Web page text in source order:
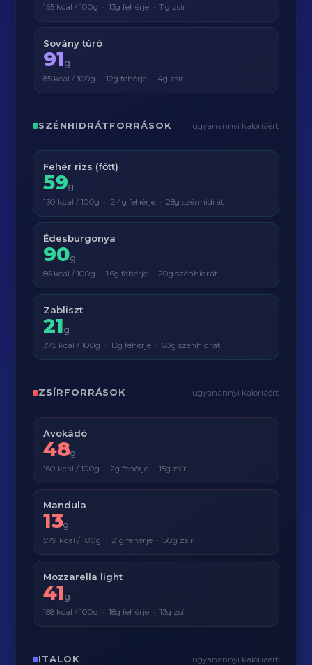
155 kcal / 100g · 13g fehérje · 11g zsír
Sovány túró
91g
85 kcal / 100g · 12g fehérje · 4g zsír
SZÉNHIDRÁTFORRÁSOK ugyanannyi kalóriáért
Fehér rizs (főtt)
59g
130 kcal / 100g · 2.4g fehérje · 28g szénhidrát
Édesburgonya
90g
86 kcal / 100g · 1.6g fehérje · 20g szénhidrát
Zabliszt
21g
375 kcal / 100g · 13g fehérje · 60g szénhidrát
ZSÍRFORRÁSOK ugyanannyi kalóriáért
Avokádó
48g
160 kcal / 100g · 2g fehérje · 15g zsír
Mandula
13g
579 kcal / 100g · 21g fehérje · 50g zsír
Mozzarella light
41g
188 kcal / 100g · 18g fehérje · 13g zsír
ITALOK ugyanannyi kalóriáért